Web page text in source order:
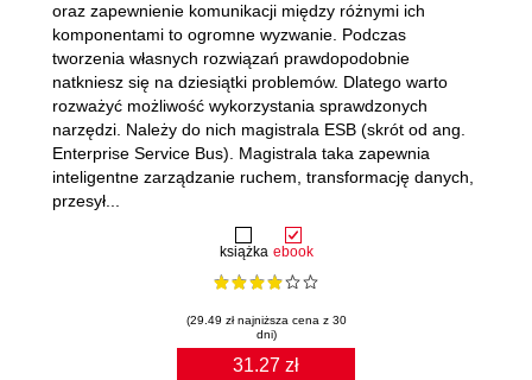
książka ebook
(29.49 zł najniższa cena z 30
dni)
31.27 zł
oraz zapewnienie komunikacji między różnymi ich
komponentami to ogromne wyzwanie. Podczas
tworzenia własnych rozwiązań prawdopodobnie
natkniesz się na dziesiątki problemów. Dlatego warto
rozważyć możliwość wykorzystania sprawdzonych
narzędzi. Należy do nich magistrala ESB (skrót od ang.
Enterprise Service Bus). Magistrala taka zapewnia
inteligentne zarządzanie ruchem, transformację danych,
przesył...